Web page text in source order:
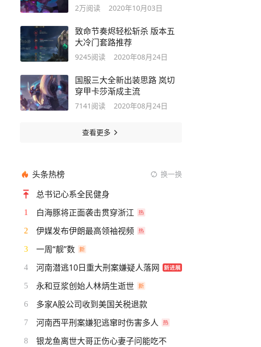
2万阅读 2020年10月03日
致命节奏烬轻松斩杀 版本五
大冷门套路推荐
9245阅读 2020年08月24日
国服三大全新出装思路 岚切
穿甲卡莎渐成主流
7141 阅读 2020年08月24日
查看更多
头条热榜 换一换
总书记心系全民健身
1 白海豚将正面袭击贯穿浙江
2 伊媒发布伊朗最高领袖视频
3 一周“靓”数
4 河南潜逃10日重大刑案嫌疑人落网
5 永和豆浆创始人林炳生逝世
6 多家A股公司收到美国关税退款
7 河南西平刑案嫌犯逃窜时伤害多人
8 银龙鱼离世大哥正伤心妻子问能吃不